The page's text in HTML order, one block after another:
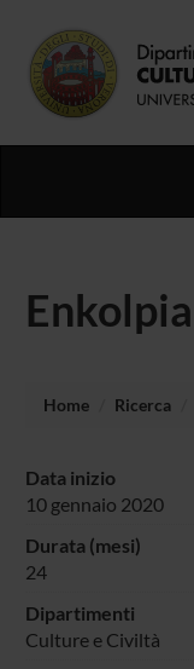
Enkolpia
Home Ricerca
Data inizio
10 gennaio 2020
Durata (mesi)
24
Dipartimenti
Culture e Civiltà